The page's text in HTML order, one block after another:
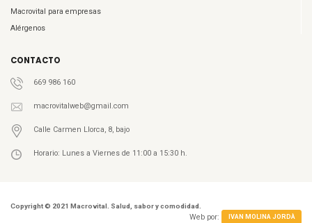
Macrovital para empresas
Alérgenos
CONTACTO
669 986 160
macrovitalweb@gmail.com
Calle Carmen Llorca, 8, bajo
Horario: Lunes a Viernes de 11:00 a 15:30 h.
Copyright © 2021 Macrovital. Salud, sabor y comodidad.
Web por: IVAN MOLINA JORDÀ